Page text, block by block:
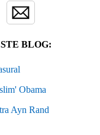
BLOG:
Obama
Ayn Rand